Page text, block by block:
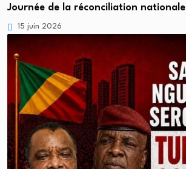
Journée de la réconciliation nationale
15 juin 2026